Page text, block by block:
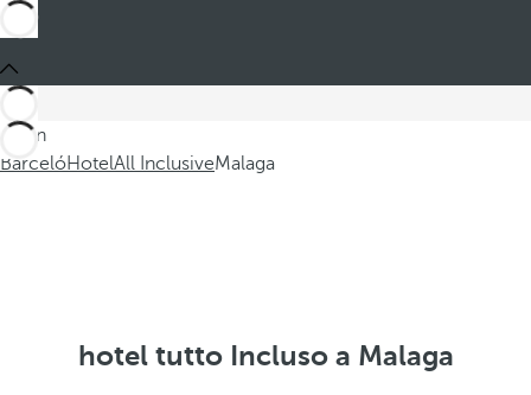
Sei in
BarcelóHotelAll InclusiveMalaga
hotel tutto Incluso a Malaga